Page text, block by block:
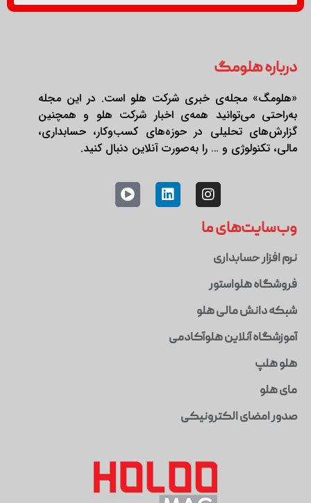
درباره هلومگ
«هلومگ» مجله‌ی خبری شرکت هلو است. در این مجله
به‌راحتی می‌توانید همه‌ی اخبار شرکت هلو و همچنین
گزارش‌های تحلیلی در حوزه‌های کسب‌وکار، حسابداری،
مالی، تکنولوژی و … را به‌صورت آنلاین دنبال کنید.
وب‌سایت‌های ما
نرم افزار حسابداری
فروشگاه هلواستور
شبکه دانش مالی هلو
آموزشگاه آنلاین هلوآکادمی
هلو هلپ
مای هلو
صدور امضای الکترونیکی